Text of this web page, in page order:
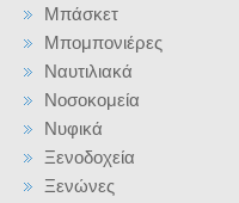
Μπάσκετ
Μπομπονιέρες
Ναυτιλιακά
Νοσοκομεία
Νυφικά
Ξενοδοχεία
Ξενώνες